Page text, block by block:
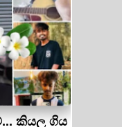
කියල ගිය